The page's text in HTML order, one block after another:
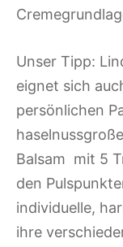
Unser Tipp:
eignet sich
persönlichen
Balsam mit 5
den
individuelle,
ihre